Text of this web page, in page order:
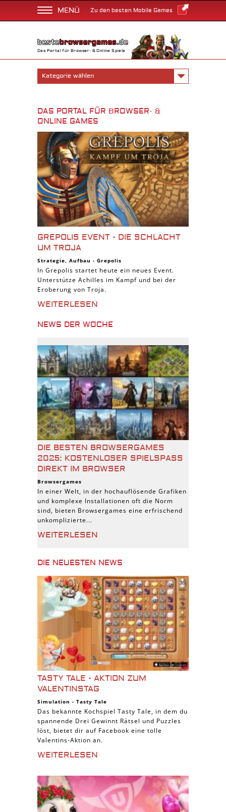
MENÜ Zu den besten Mobile Games
Das Portal für Browser- & Online Spiele
Kategorie wählen
DAS PORTAL FÜR BROWSER- &
ONLINE GAMES
GREPOLIS EVENT - DIE SCHLACHT
UM TROJA
Strategie, Aufbau - Grepolis
In Grepolis startet heute ein neues Event.
Unterstütze Achilles im Kampf und bei der
Eroberung von Troja.
WEITERLESEN
NEWS DER WOCHE
DIE BESTEN BROWSERGAMES
2025: KOSTENLOSER SPIELSPASS D
IREKT IM BROWSER
Browsergames
In einer Welt, in der hochauflösende Grafiken
und komplexe Installationen oft die Norm
sind, bieten Browsergames eine erfrischend
unkomplizierte...
WEITERLESEN
DIE NEUESTEN NEWS
TASTY TALE - AKTION ZUM
VALENTINSTAG
Simulation - Tasty Tale
Das bekannte Kochspiel Tasty Tale, in dem du
spannende Drei Gewinnt Rätsel und Puzzles
löst, bietet dir auf Facebook eine tolle
Valentins-Aktion an.
WEITERLESEN